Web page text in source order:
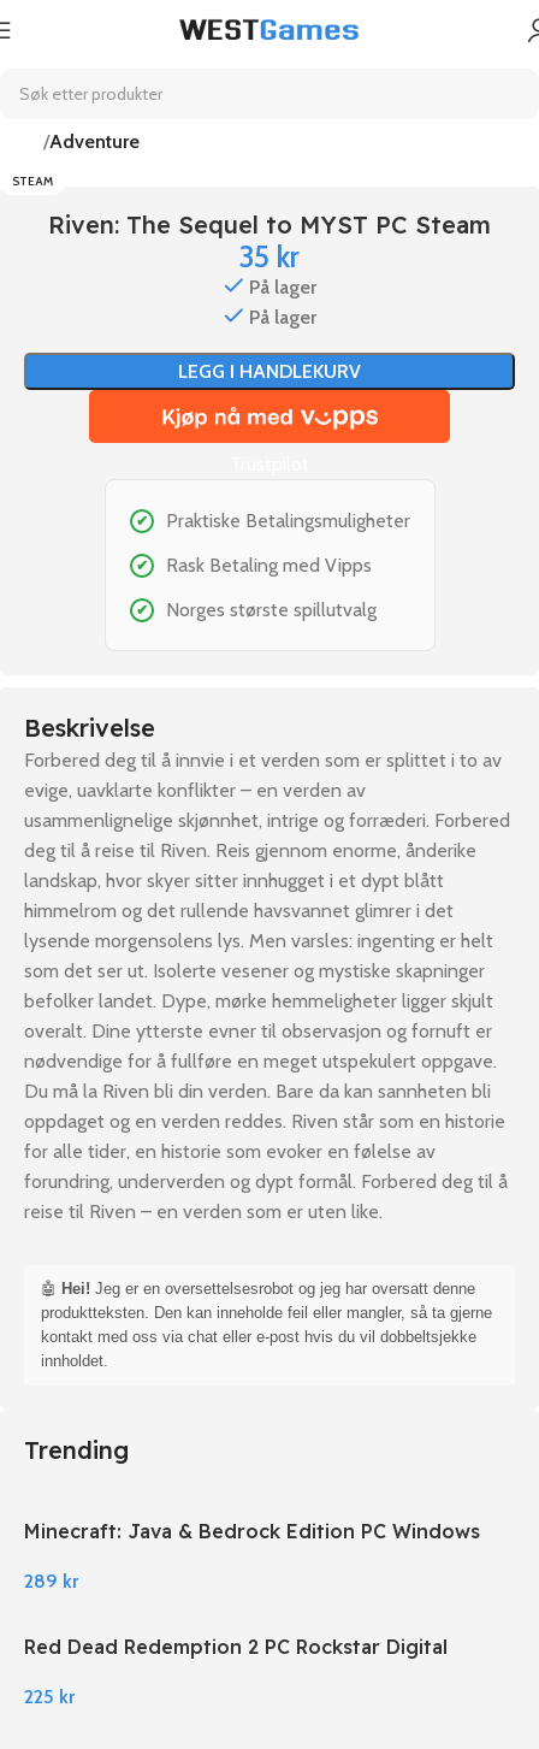
Adventure
STEAM
Riven: The Sequel to MYST PC Steam
35 kr
På lager
På lager
LEGG I HANDLEKURV
✔ Praktiske Betalingsmuligheter
✔ Rask Betaling med Vipps
✔ Norges største spillutvalg
Beskrivelse
Forbered deg til å innvie i et verden som er splittet i to av
evige, uavklarte konflikter – en verden av
usammenlignelige skjønnhet, intrige og forræderi. Forbered
deg til å reise til Riven. Reis gjennom enorme, ånderike
landskap, hvor skyer sitter innhugget i et dypt blått
himmelrom og det rullende havsvannet glimrer i det
lysende morgensolens lys. Men varsles: ingenting er helt
som det ser ut. Isolerte vesener og mystiske skapninger
befolker landet. Dype, mørke hemmeligheter ligger skjult
overalt. Dine ytterste evner til observasjon og fornuft er
nødvendige for å fullføre en meget utspekulert oppgave.
Du må la Riven bli din verden. Bare da kan sannheten bli
oppdaget og en verden reddes. Riven står som en historie
for alle tider, en historie som evoker en følelse av
forundring, underverden og dypt formål. Forbered deg til å
reise til Riven – en verden som er uten like.
🤖 Hei! Jeg er en oversettelsesrobot og jeg har oversatt denne
produktteksten. Den kan inneholde feil eller mangler, så ta gjerne
kontakt med oss via chat eller e-post hvis du vil dobbeltsjekke
innholdet.
Trending
Minecraft: Java & Bedrock Edition PC Windows
289 kr
Red Dead Redemption 2 PC Rockstar Digital
225 kr